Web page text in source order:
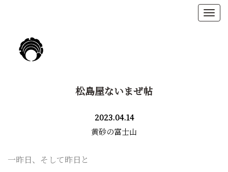
松島屋ないまぜ帖
2023.04.14
黄砂の富士山
一昨日、そして昨日と